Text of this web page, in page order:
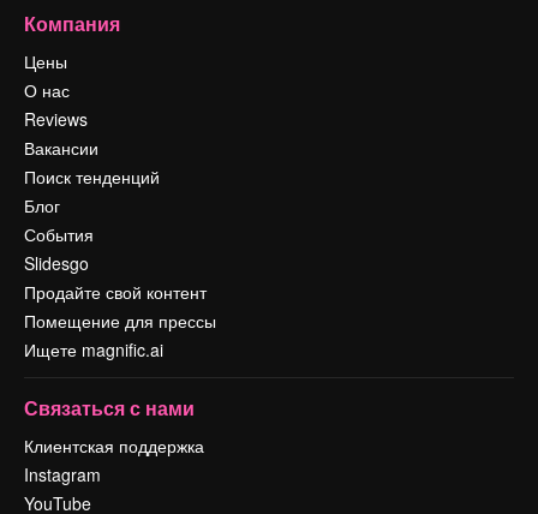
Компания
Цены
О нас
Reviews
Вакансии
Поиск тенденций
Блог
События
Slidesgo
Продайте свой контент
Помещение для прессы
Ищете magnific.ai
Связаться с нами
Клиентская поддержка
Instagram
YouTube